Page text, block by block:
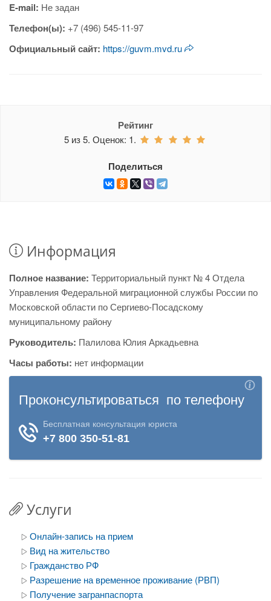
E-mail: Не задан
Телефон(ы): +7 (496) 545-11-97
Официальный сайт: https://guvm.mvd.ru
Рейтинг
5 из5. Оценок: 1.
Поделиться
Информация
Полное название: Территориальный пункт № 4 Отдела
Управления Федеральной миграционной службы России по
Московской области по Сергиево-Посадскому
муниципальному району
Руководитель: Палилова Юлия Аркадьевна
Часы работы: нет информации
Услуги
Онлайн-запись на прием
Вид на жительство
Гражданство РФ
Разрешение на временное проживание (РВП)
Получение загранпаспорта